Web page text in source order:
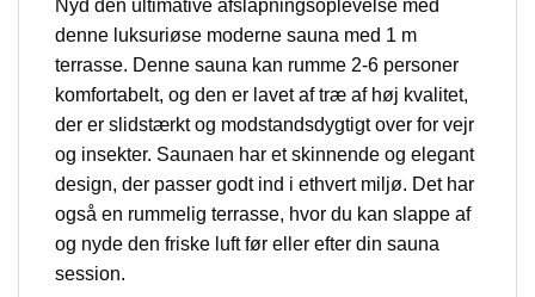
Nyd den ultimative afslapningsoplevelse med
denne luksuriøse moderne sauna med 1 m
terrasse. Denne sauna kan rumme 2-6 personer
komfortabelt, og den er lavet af træ af høj kvalitet,
der er slidstærkt og modstandsdygtigt over for vejr
og insekter. Saunaen har et skinnende og elegant
design, der passer godt ind i ethvert miljø. Det har
også en rummelig terrasse, hvor du kan slappe af
og nyde den friske luft før eller efter din sauna
session.